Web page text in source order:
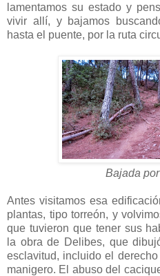
lamentamos su estado y
vivir allí, y bajamos
hasta el puente, por la ruta
Bajada
Antes visitamos esa
plantas, tipo torreón, y
que tuvieron que tener sus
la obra de Delibes, que
esclavitud, incluido el
manigero. El abuso del